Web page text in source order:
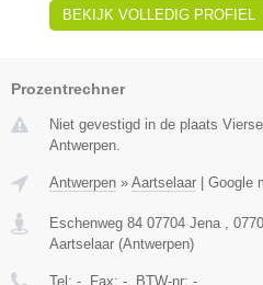
BEKIJK VOLLEDIG PROFIEL
Prozentrechner
Niet gevestigd in de plaats
Antwerpen.
Antwerpen » Aartselaar | Google
Eschenweg 84 07704 Jena ,
Aartselaar (Antwerpen)
Tel: - , Fax: - , BTW-nr: -